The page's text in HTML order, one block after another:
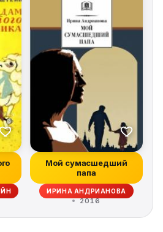
Мой сумасшедший
папа
ИРИНА АНДРИАНОВА
2016